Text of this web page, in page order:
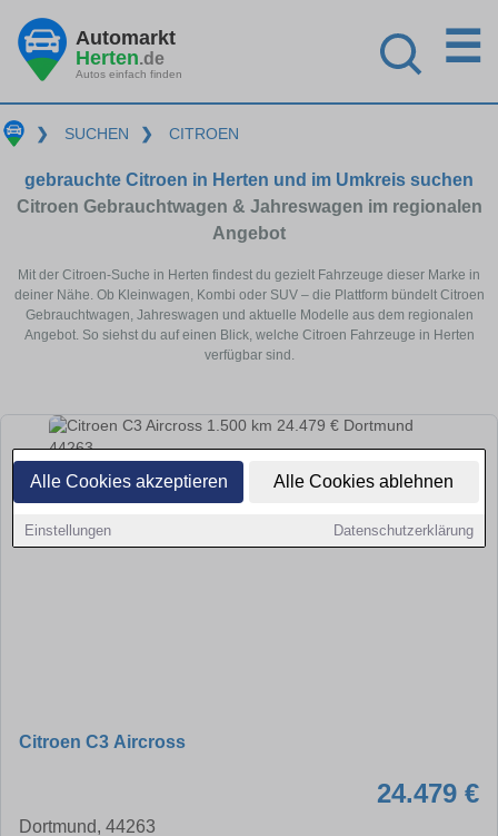
Alle Cookies akzeptieren Alle Cookies ablehnen
Einstellungen Datenschutzerklärung
Automarkt
Herten.de
Autos einfach finden
☰
❯ SUCHEN ❯ CITROEN
gebrauchte Citroen in Herten und im Umkreis suchen
Citroen Gebrauchtwagen & Jahreswagen im regionalen
Angebot
Mit der Citroen-Suche in Herten findest du gezielt Fahrzeuge dieser Marke in
deiner Nähe. Ob Kleinwagen, Kombi oder SUV – die Plattform bündelt Citroen
Gebrauchtwagen, Jahreswagen und aktuelle Modelle aus dem regionalen
Angebot. So siehst du auf einen Blick, welche Citroen Fahrzeuge in Herten
verfügbar sind.
Citroen C3 Aircross
24.479 €
Dortmund, 44263